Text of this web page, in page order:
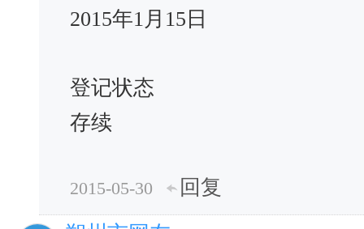
2015年1月15日
登记状态
存续
2015-05-30
回复